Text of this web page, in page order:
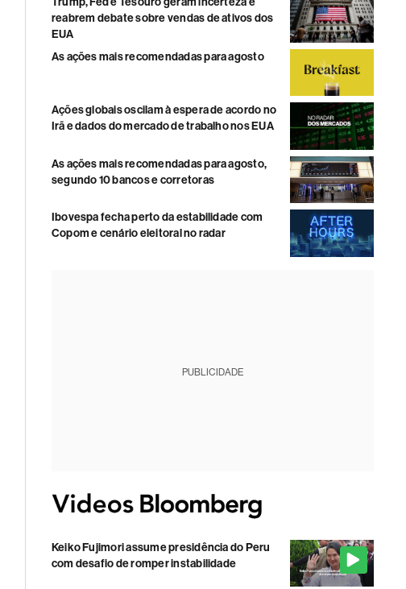
reabrem debate sobre vendas de ativos dos
EUA
As ações mais recomendadas para agosto
Ações globais oscilam à espera de acordo no
Irã e dados do mercado de trabalho nos EUA
As ações mais recomendadas para agosto,
segundo 10 bancos e corretoras
Ibovespa fecha perto da estabilidade com
Copom e cenário eleitoral no radar
PUBLICIDADE
Keiko Fujimori assume presidência do Peru
com desafio de romper instabilidade